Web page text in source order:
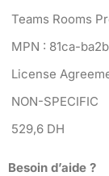
Teams Rooms
MPN : 81ca-
License
NON-SPECIFIC
529,6 DH
Besoin d’aide ?